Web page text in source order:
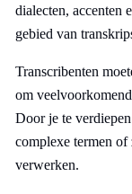
dialecten, accenten
gebied van
Transcribenten
om
Door je te
complexe termen
verwerken.